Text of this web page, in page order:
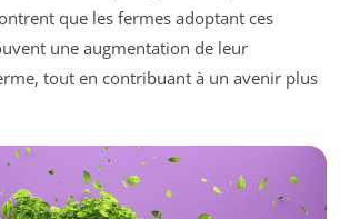
que les fermes adoptant ces
une augmentation de leur
tout en contribuant à un avenir plus